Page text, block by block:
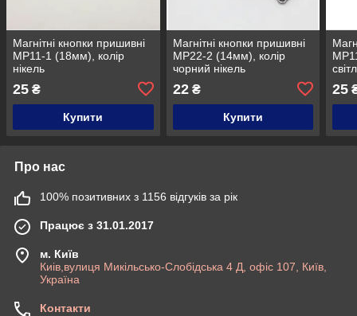
Магнітні кнопки пришивні
MP11-1 (18мм), колір
нікель
25 ₴
Купити
Магнітні кнопки пришивні
MP22-2 (14мм), колір
чорний нікель
22₴
Купити
25
Про нас
100% позитивних з 1156 відгуків за рік
Працює з 31.01.2017
м. Київ
Киів,вулиця Микільсько-Слобідська 4 Д, офіс 107, Київ,
Україна
Контакти